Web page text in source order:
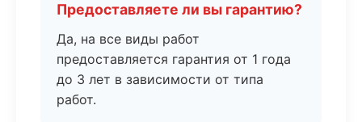
Предоставляете ли вы гарантию?
Да, на все виды работ
предоставляется гарантия от 1 года
до 3 лет в зависимости от типа
работ.